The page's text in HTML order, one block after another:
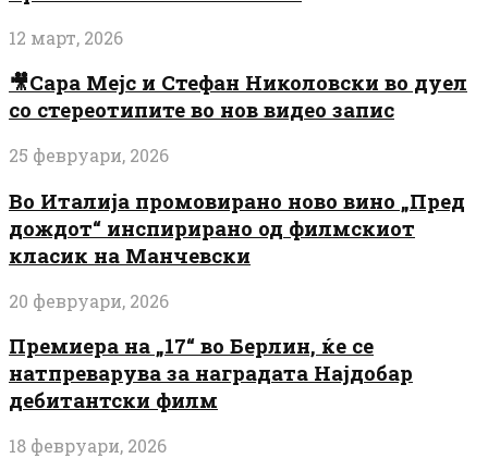
12 март, 2026
🎥Сара Мејс и Стефан Николовски во дуел
со стереотипите во нов видео запис
25 февруари, 2026
Во Италија промовирано ново вино „Пред
дождот“ инспирирано од филмскиот
класик на Манчевски
20 февруари, 2026
Премиера на „17“ во Берлин, ќе се
натпреварува за наградата Најдобар
дебитантски филм
18 февруари, 2026